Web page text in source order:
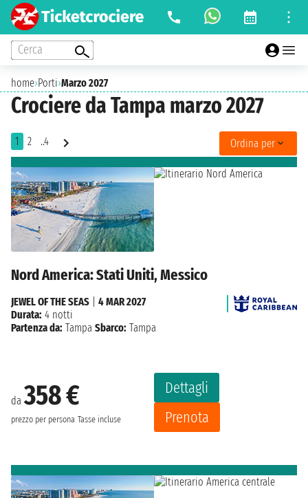
Cerca
home›Porti›Marzo 2027
Crociere da Tampa marzo 2027
1 2 ..4 Ordina per
Nord America: Stati Uniti, Messico
da358 €
prezzo per persona Tasse incluse
Dettagli
Prenota
JEWEL OF THE SEAS
4 MAR 2027
Durata: 4 notti
Partenza da: Tampa Sbarco: Tampa